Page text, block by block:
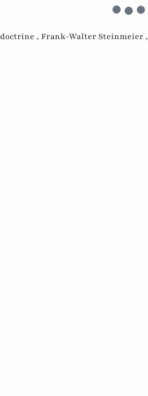
doctrine , Frank-Walter Steinmeier ,